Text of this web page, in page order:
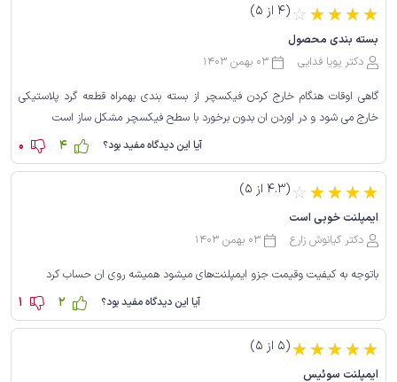
(4 از 5)☆☆☆☆☆
بسته بندی محصول
دکتر پویا فدایی
03 بهمن 1403
گاهی اوقات هنگام خارج کردن فیکسچر از بسته بندی بهمراه قطعه گرد پلاستیکی
خارج می شود و در اوردن ان بدون برخورد با سطح فیکسچر مشکل ساز است
آیا این دیدگاه مفید بود؟ 4
0
(4.3 از 5)☆☆☆☆☆
ایمپلنت خوبی است
دکتر کیانوش زارع
03 بهمن 1403
باتوجه به کیفیت وقیمت جزو ایمپلنت‌های میشود همیشه روی ان حساب کرد
آیا این دیدگاه مفید بود؟ 2
1
(5 از 5)☆☆☆☆☆
ایمپلنت سوئیس